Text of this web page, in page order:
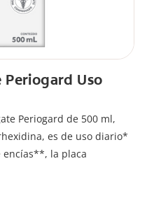
Periogard Uso
Periogard de 500 ml,
es de uso diario*
encías**, la placa